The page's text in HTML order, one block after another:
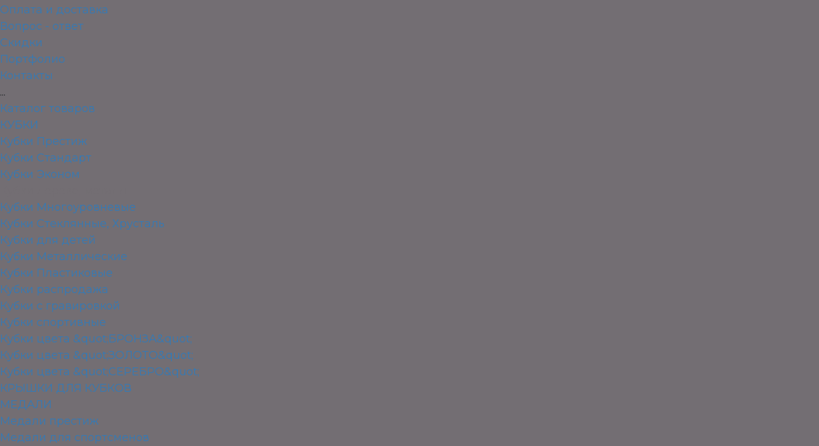
Оплата и доставка
Вопрос - ответ
Скидки
Портфолио
Контакты
...
Каталог товаров
КУБКИ
Кубки Престиж
Кубки Стандарт
Кубки Эконом
Кубки Многоуровневые
Кубки Стеклянные, Хрусталь
Кубки для детей
Кубки Металлические
Кубки Пластиковые
Кубки распродажа
Кубки с гравировкой
Кубки спортивные
Кубки цвета &quot;БРОНЗА&quot;
Кубки цвета &quot;ЗОЛОТО&quot;
Кубки цвета &quot;СЕРЕБРО&quot;
КРЫШКИ ДЛЯ КУБКОВ
МЕДАЛИ
Медали престиж
Медали для спортсменов